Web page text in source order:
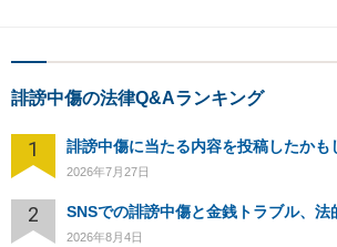
誹謗中傷の法律Q&Aランキング
1
2026年7月27日
2 SNSでの誹謗中傷と金銭トラブル、法
2026年8月4日